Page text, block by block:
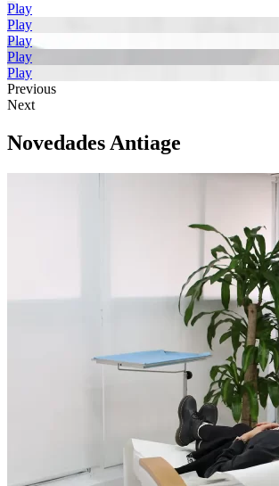
Play
Play
Play
Play
Play
Previous
Next
Novedades Antiage